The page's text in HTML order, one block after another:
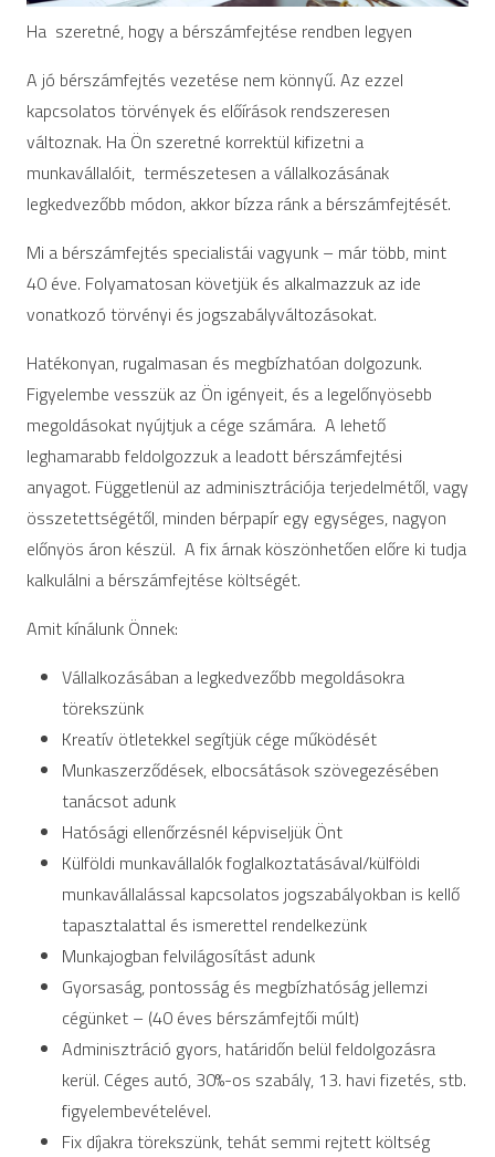
Ha szeretné, hogy a bérszámfejtése rendben legyen
A jó bérszámfejtés vezetése nem könnyű. Az ezzel
kapcsolatos törvények és előírások rendszeresen
változnak. Ha Ön szeretné korrektül kifizetni a
munkavállalóit, természetesen a vállalkozásának
legkedvezőbb módon, akkor bízza ránk a bérszámfejtését.
Mi a bérszámfejtés specialistái vagyunk – már több, mint
40 éve. Folyamatosan követjük és alkalmazzuk az ide
vonatkozó törvényi és jogszabályváltozásokat.
Hatékonyan, rugalmasan és megbízhatóan dolgozunk.
Figyelembe vesszük az Ön igényeit, és a legelőnyösebb
megoldásokat nyújtjuk a cége számára. A lehető
leghamarabb feldolgozzuk a leadott bérszámfejtési
anyagot. Függetlenül az adminisztrációja terjedelmétől, vagy
összetettségétől, minden bérpapír egy egységes, nagyon
előnyös áron készül. A fix árnak köszönhetően előre ki tudja
kalkulálni a bérszámfejtése költségét.
Amit kínálunk Önnek:
Vállalkozásában a legkedvezőbb megoldásokra
törekszünk
Kreatív ötletekkel segítjük cége működését
Munkaszerződések, elbocsátások szövegezésében
tanácsot adunk
Hatósági ellenőrzésnél képviseljük Önt
Külföldi munkavállalók foglalkoztatásával/külföldi
munkavállalással kapcsolatos jogszabályokban is kellő
tapasztalattal és ismerettel rendelkezünk
Munkajogban felvilágosítást adunk
Gyorsaság, pontosság és megbízhatóság jellemzi
cégünket – (40 éves bérszámfejtői múlt)
Adminisztráció gyors, határidőn belül feldolgozásra
kerül. Céges autó, 30%-os szabály, 13. havi fizetés, stb.
figyelembevételével.
Fix díjakra törekszünk, tehát semmi rejtett költség